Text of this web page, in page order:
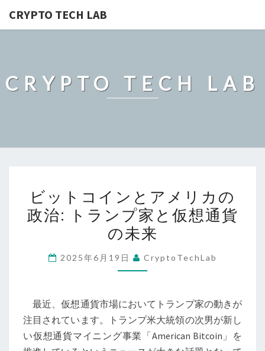
CRYPTO TECH LAB
CRYPTO TECH LAB
ッ
ト
コ
ン
メ
リ
カ
ビットコインとアメリカの
政治: トランプ家と仮想通貨
の未来
2025年6月19日 CryptoTechLab
最近、仮想通貨市場においてトランプ家の動きが
注目されています。トランプ米大統領の次男が新し
い仮想通貨マイニング事業「American Bitcoin」を